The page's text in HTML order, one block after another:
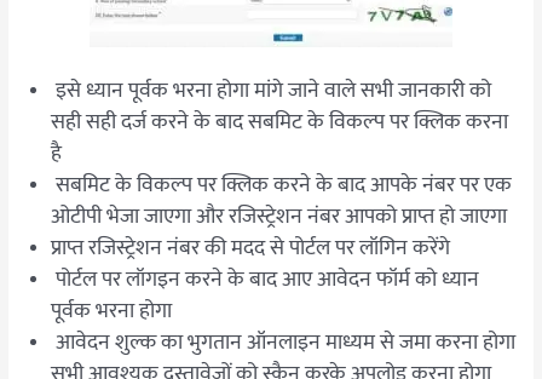
इसे ध्यान पूर्वक भरना होगा मांगे जाने वाले सभी जानकारी को
सही सही दर्ज करने के बाद सबमिट के विकल्प पर क्लिक करना
है
सबमिट के विकल्प पर क्लिक करने के बाद आपके नंबर पर एक
ओटीपी भेजा जाएगा और रजिस्ट्रेशन नंबर आपको प्राप्त हो जाएगा
प्राप्त रजिस्ट्रेशन नंबर की मदद से पोर्टल पर लॉगिन करेंगे
पोर्टल पर लॉगइन करने के बाद आए आवेदन फॉर्म को ध्यान
पूर्वक भरना होगा
आवेदन शुल्क का भुगतान ऑनलाइन माध्यम से जमा करना होगा